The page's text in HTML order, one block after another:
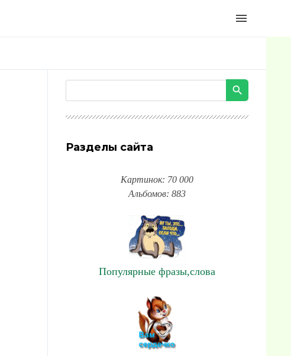
menu
Разделы сайта
Картинок: 70 000
Альбомов: 883
Популярные фразы,слова